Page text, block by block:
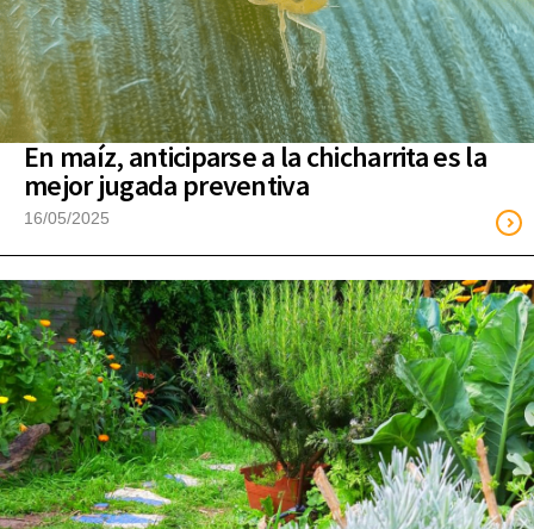
En maíz, anticiparse a la chicharrita es la
mejor jugada preventiva
16/05/2025